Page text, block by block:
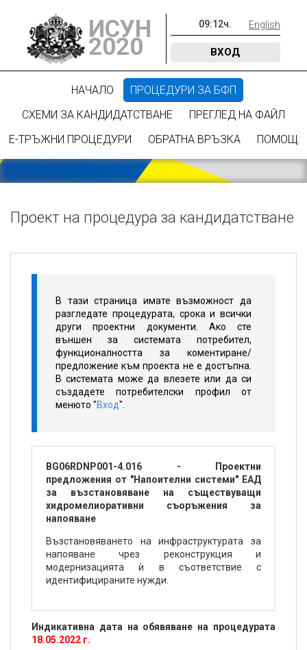
ИСУН
2020
09:12ч. English
ВХОД
НАЧАЛО
ПРОЦЕДУРИ ЗА БФП
СХЕМИ ЗА КАНДИДАТСТВАНЕ
ПРЕГЛЕД НА ФАЙЛ
Е-ТРЪЖНИ ПРОЦЕДУРИ
ОБРАТНА ВРЪЗКА ПОМОЩ
Проект на процедура за кандидатстване
В тази страница имате възможност да
разгледате процедурата, срока и всички
други проектни документи. Ако сте
външен за системата потребител,
функционалността за коментиране/
предложение към проекта не е достъпна.
В системата може да влезете или да си
създадете потребителски профил от
менюто "Вход".
BG06RDNP001-4.016 - Проектни
предложения от "Напоителни системи" ЕАД
за възстановяване на съществуващи
хидромелиоративни съоръжения за
напояване
Възстановяването на инфраструктурата за
напояване чрез реконструкция и
модернизацията ѝ в съответствие с
идентифицираните нужди.
Индикативна дата на обявяване на процедурата
18.05.2022 г.